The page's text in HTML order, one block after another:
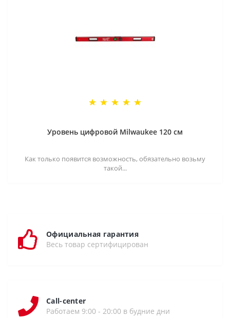
Уровень цифровой Milwaukee 120 см
Как только появится возможность, обязательно возьму
такой...
Официальная гарантия
Весь товар сертифицирован
Call-center
Работаем 9:00 - 20:00 в будние дни